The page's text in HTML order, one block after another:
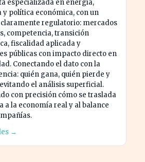
especializada en energía,
y política económica, con un
regulatorio: mercados
competencia, transición
fiscalidad aplicada y
públicas con impacto directo en
Conectando el dato con la
quién gana, quién pierde y
el análisis superficial.
con precisión cómo se traslada
a la economía real y al balance
→